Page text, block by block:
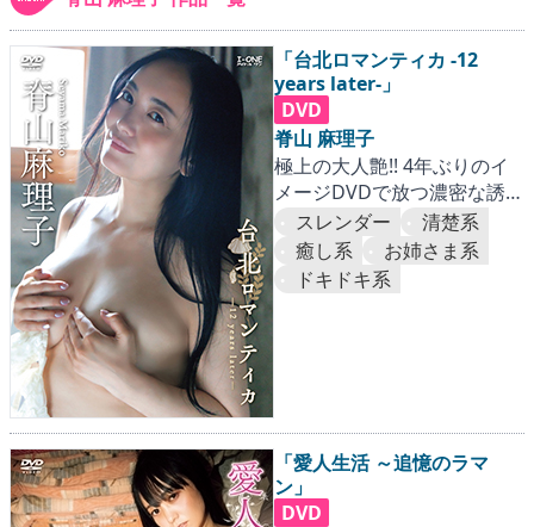
「台北ロマンティカ -12
years later-」
DVD
脊山 麻理子
極上の大人艶!! 4年ぶりのイ
メージDVDで放つ濃密な誘
惑。スレンダー
清楚系
癒し系
お姉さま系
ドキドキ系
「愛人生活 ～追憶のラマ
ン」
DVD